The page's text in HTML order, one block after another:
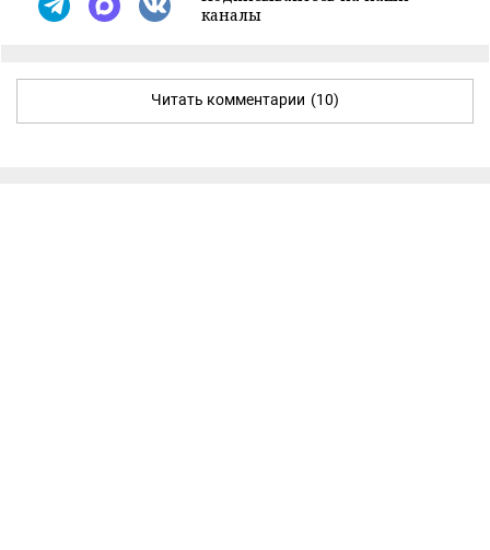
каналы
Читать комментарии (10)